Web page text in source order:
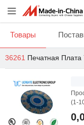
Товары
36261 Печатная Плата
(1-